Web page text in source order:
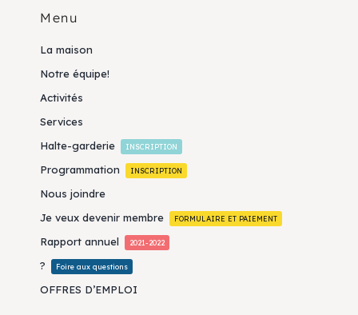
Menu
La maison
Notre équipe!
Activités
Services
Halte-garderie
INSCRIPTION
Programmation INSCRIPTION
Nous joindre
Je veux devenir membre
FORMULAIRE ET PAIEMENT
Rapport annuel 2021-2022
? Foire aux questions
OFFRES D’EMPLOI